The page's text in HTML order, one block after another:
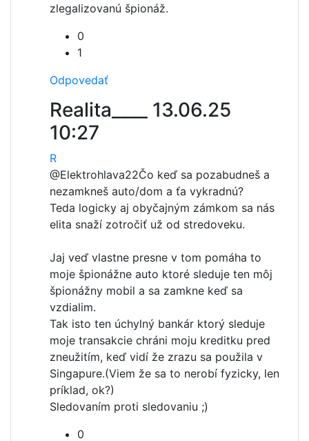
zlegalizovanú špionáž.
0
1
Odpovedať
Realita____ 13.06.25
10:27
R
@Elektrohlava22Čo keď sa pozabudneš a
nezamkneš auto/dom a ťa vykradnú?
Teda logicky aj obyčajným zámkom sa nás
elita snaží zotročiť už od stredoveku.
Jaj veď vlastne presne v tom pomáha to
moje špionážne auto ktoré sleduje ten môj
špionážny mobil a sa zamkne keď sa
vzdialim.
Tak isto ten úchylný bankár ktorý sleduje
moje transakcie chráni moju kreditku pred
zneužitím, keď vidí že zrazu sa použila v
Singapure.(Viem že sa to nerobí fyzicky, len
príklad, ok?)
Sledovaním proti sledovaniu ;)
0